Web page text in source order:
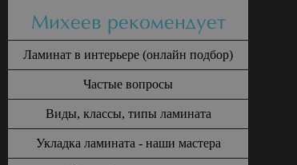
Михеев рекомендует
Ламинат в интерьере (онлайн подбор)
Частые вопросы
Виды, классы, типы ламината
Укладка ламината - наши мастера